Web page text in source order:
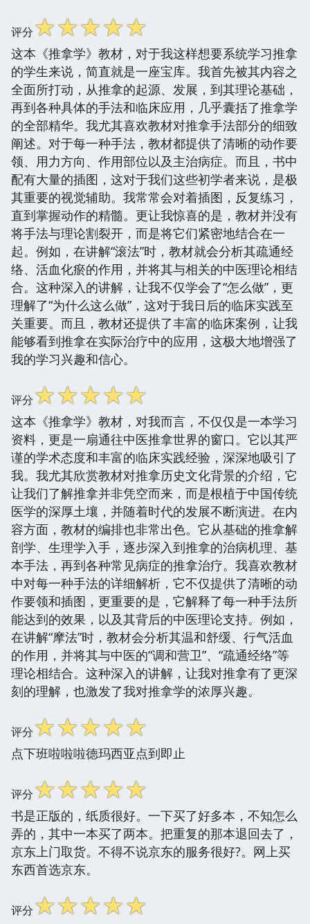
评分☆☆☆☆☆
这本《推拿学》教材，对于我这样想要系统学习推拿
的学生来说，简直就是一座宝库。我首先被其内容之
全面所打动，从推拿的起源、发展，到其理论基础，
再到各种具体的手法和临床应用，几乎囊括了推拿学
的全部精华。我尤其喜欢教材对推拿手法部分的细致
阐述。对于每一种手法，教材都提供了清晰的动作要
领、用力方向、作用部位以及主治病症。而且，书中
配有大量的插图，这对于我们这些初学者来说，是极
其重要的视觉辅助。我常常会对着插图，反复练习，
直到掌握动作的精髓。更让我惊喜的是，教材并没有
将手法与理论割裂开，而是将它们紧密地结合在一
起。例如，在讲解“滚法”时，教材就会分析其疏通经
络、活血化瘀的作用，并将其与相关的中医理论相结
合。这种深入的讲解，让我不仅学会了“怎么做”，更
理解了“为什么这么做”，这对于我日后的临床实践至
关重要。而且，教材还提供了丰富的临床案例，让我
能够看到推拿在实际治疗中的应用，这极大地增强了
我的学习兴趣和信心。
评分☆☆☆☆☆
这本《推拿学》教材，对我而言，不仅仅是一本学习
资料，更是一扇通往中医推拿世界的窗口。它以其严
谨的学术态度和丰富的临床实践经验，深深地吸引了
我。我尤其欣赏教材对推拿历史文化背景的介绍，它
让我们了解推拿并非凭空而来，而是根植于中国传统
医学的深厚土壤，并随着时代的发展不断演进。在内
容方面，教材的编排也非常出色。它从基础的推拿解
剖学、生理学入手，逐步深入到推拿的治病机理、基
本手法，再到各种常见病症的推拿治疗。我喜欢教材
中对每一种手法的详细解析，它不仅提供了清晰的动
作要领和插图，更重要的是，它解释了每一种手法所
能达到的效果，以及其背后的中医理论支持。例如，
在讲解“摩法”时，教材会分析其温和舒缓、行气活血
的作用，并将其与中医的“调和营卫”、“疏通经络”等
理论相结合。这种深入的讲解，让我对推拿有了更深
刻的理解，也激发了我对推拿学的浓厚兴趣。
评分☆☆☆☆☆
点下班啦啦啦德玛西亚点到即止
评分☆☆☆☆☆
书是正版的，纸质很好。一下买了好多本，不知怎么
弄的，其中一本买了两本。把重复的那本退回去了，
京东上门取货。不得不说京东的服务很好?。网上买
东西首选京东。
评分☆☆☆☆☆